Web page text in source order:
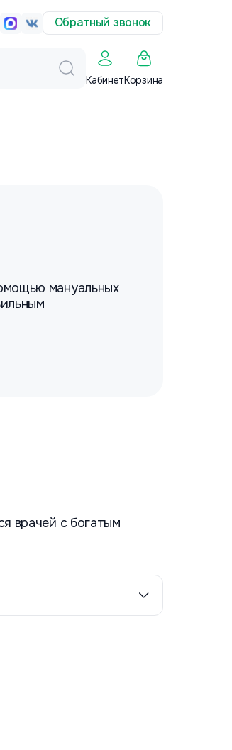
Обратный звонок
КабинетКорзина
мануальных
врачей с богатым